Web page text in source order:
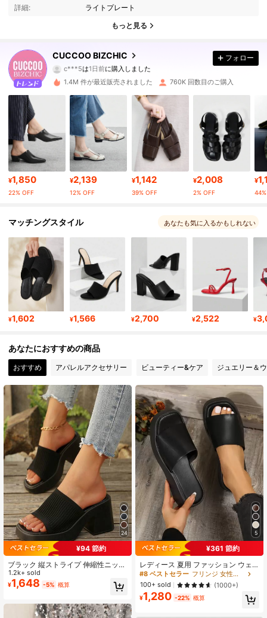
詳細: ライトプレート
もっと見る
CUCCOO BIZCHIC
807K フォロワー
4.89
a***9が30分前にフォローしました
807K フォロワー
807K フォロワー
4.89 807K フォロワー
807K フォロワー
4.89
807K フォロワー
4.89
4.89 807K フォロワー
フォロー
1.4M 件が最近販売されました 760K 回数目のご購入
¥1,850
22% OFF
¥2,139
12% OFF
¥1,142
39% OFF
¥2,008
2% OFF
¥
マッチングスタイル あなたも気に入るかもしれない
¥1,602 ¥1,566 ¥2,700 ¥2,522 ¥
あなたにおすすめの商品
おすすめ アパレルアクセサリー ビューティー&ケア ジュエリー＆
24
¥94 節約
ブラック 縦ストライプ 伸縮性ニット
スクエアトゥ オープントゥ チャンキ
ーヒール 厚底 ヨーロピアンアメリカ
ンスタイル 多用途 カジュアル レデ
1.2k+ sold
¥1,648 -5% 概算
5
¥361 節約
レディース 夏用 ファッション ウェ
ッジプラットフォームサンダル カジ
ュアル バケーション 旅行 デイリー
ウェア スリッポン ビーチシューズ
スリッパ
#8 ベストセラー
フリンジ 女性用サンダル
100+ sold
(1000+)
¥1,280 -22% 概算